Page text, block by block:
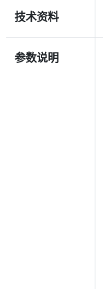
技术资料
参数说明